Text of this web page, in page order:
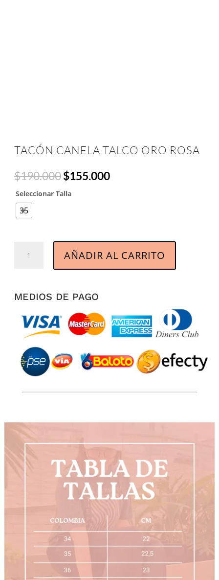
TACÓN CANELA TALCO ORO ROSA
$190.000Original
was:
$155.000Current
Seleccionar Talla
35
Canela
Rosa
cantidad
AÑADIR AL CARRITO
MEDIOS DE PAGO